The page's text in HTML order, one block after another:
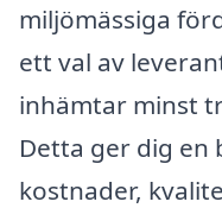
miljömässiga
ett val av
inhämtar minst
Detta ger dig en
kostnader,